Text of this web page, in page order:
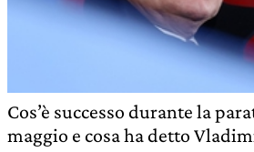
Cos’è successo durante la
maggio e cosa ha detto